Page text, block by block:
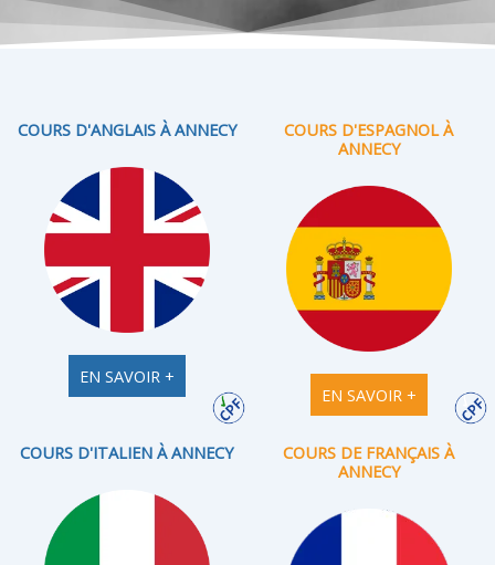
COURS D'ANGLAIS À ANNECY
EN SAVOIR +
COURS D'ESPAGNOL À
ANNECY
EN SAVOIR +
COURS D'ITALIEN À ANNECY
COURS DE FRANÇAIS À
ANNECY